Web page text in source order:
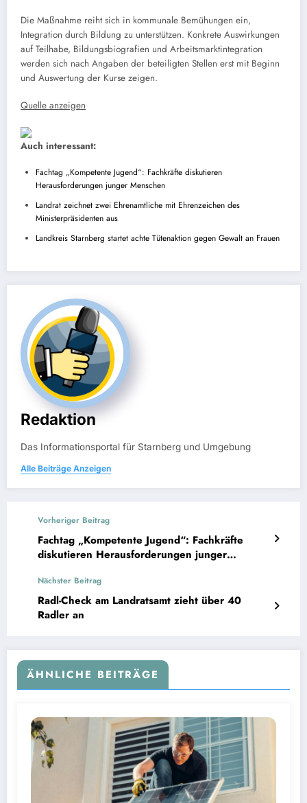
Die Maßnahme reiht sich in kommunale Bemühungen ein,
Integration durch Bildung zu unterstützen. Konkrete Auswirkungen
auf Teilhabe, Bildungsbiografien und Arbeitsmarktintegration
werden sich nach Angaben der beteiligten Stellen erst mit Beginn
und Auswertung der Kurse zeigen.
Quelle anzeigen
Auch interessant:
Fachtag „Kompetente Jugend“: Fachkräfte diskutieren
Herausforderungen junger Menschen
Landrat zeichnet zwei Ehrenamtliche mit Ehrenzeichen des
Ministerpräsidenten aus
Landkreis Starnberg startet achte Tütenaktion gegen Gewalt an Frauen
Redaktion
Das Informationsportal für Starnberg und Umgebung
Alle Beiträge Anzeigen
Vorheriger Beitrag
Fachtag „Kompetente Jugend“: Fachkräfte
diskutieren Herausforderungen junger
Nächster Beitrag
Radl-Check am Landratsamt zieht über 40
Radler an
ÄHNLICHE BEITRÄGE